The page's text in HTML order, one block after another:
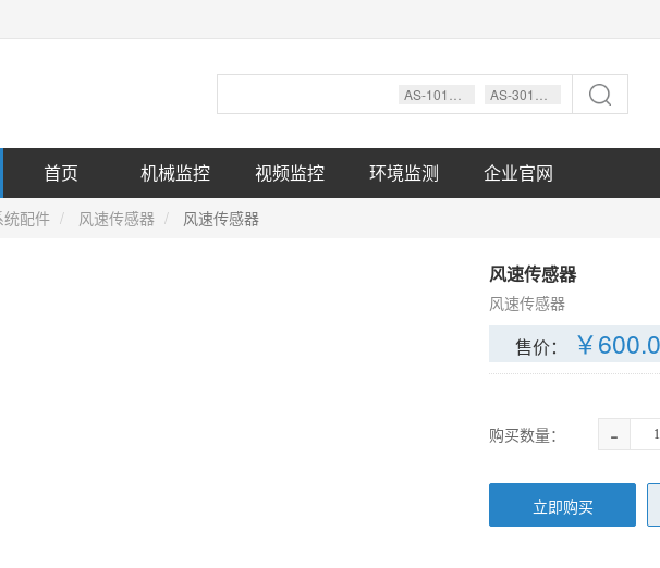
首页 机械监控 视频监控 环境监测 企业官网
配件 风速传感器 风速传感器
风速传感器
风速传感器
售价： ￥
购买数量： -
立即购买